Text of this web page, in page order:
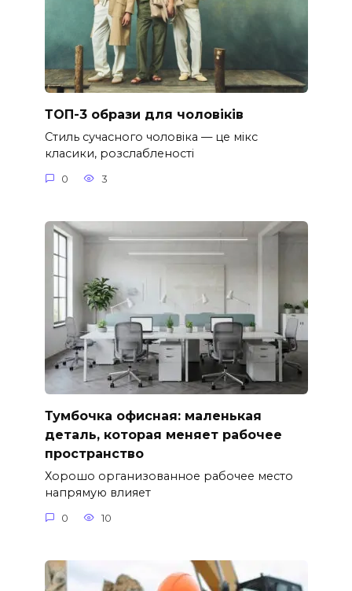
ТОП-3 образи для чоловіків
Стиль сучасного чоловіка — це мікс
класики, розслабленості
0 3
Тумбочка офисная: маленькая
деталь, которая меняет рабочее
пространство
Хорошо организованное рабочее место
напрямую влияет
0 10